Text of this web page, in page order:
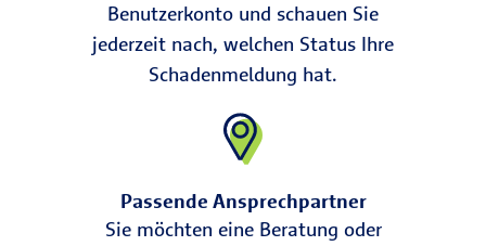
Benutzerkonto und schauen Sie
jederzeit nach, welchen Status Ihre
Schadenmeldung hat.
Passende Ansprechpartner
Sie möchten eine Beratung oder